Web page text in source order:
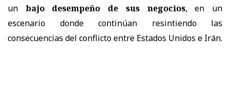
un bajo desempeño de sus negocios, en un
escenario donde continúan resintiendo las
consecuencias del conflicto entre Estados Unidos e Irán.